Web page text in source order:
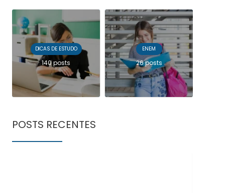
DICAS DE ESTUDO
140 posts
ENEM
26 posts
POSTS RECENTES